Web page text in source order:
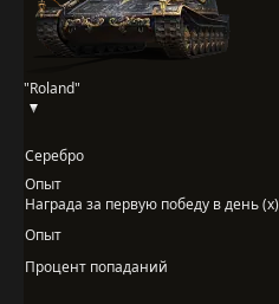
"Roland"
Серебро
Опыт
Награда за первую победу в день (x)
Опыт
Процент попаданий